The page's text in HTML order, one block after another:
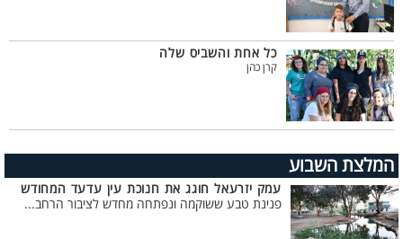
כל אחת והשביס שלה
קרן כהן
המלצת השבוע
עמק יזרעאל חוגג את חנוכת עין עדעד המחודש
פנינת טבע ששוקמה ונפתחה מחדש לציבור הרחב...